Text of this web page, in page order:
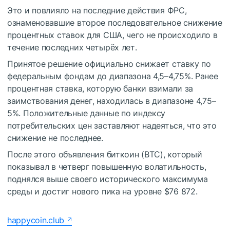
Это и повлияло на последние действия ФРС,
ознаменовавшие второе последовательное снижение
процентных ставок для США, чего не происходило в
течение последних четырёх лет.
Принятое решение официально снижает ставку по
федеральным фондам до диапазона 4,5–4,75%. Ранее
процентная ставка, которую банки взимали за
заимствования денег, находилась в диапазоне 4,75–
5%. Положительные данные по индексу
потребительских цен заставляют надеяться, что это
снижение не последнее.
После этого объявления биткоин (BTC), который
показывал в четверг повышенную волатильность,
поднялся выше своего исторического максимума
среды и достиг нового пика на уровне $76 872.
happycoin.club